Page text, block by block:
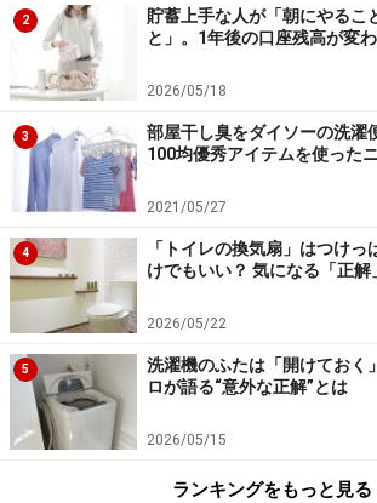
2
貯蓄上手な人が「朝にやるこ
と」。1年後の口座残高が変
2026/05/18
3
部屋干し臭をダイソーの洗濯
100均優秀アイテムを使った
2021/05/27
4
「トイレの換気扇」はつけ
けでもいい？ 気になる「正解
2026/05/22
5
洗濯機のふたは「開けておく
ロが語る“意外な正解”とは
2026/05/15
ランキングをもっと見る